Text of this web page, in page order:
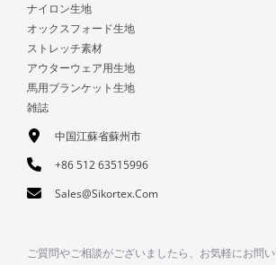
ナイロン生地
オックスフォード生地
ストレッチ素材
アウターウェア用生地
馬用ブランケット生地
雑誌
中国江蘇省蘇州市
+86 512 63515996
Sales@sikortex.com
ご質問やご相談がございましたら、お気軽にお問い